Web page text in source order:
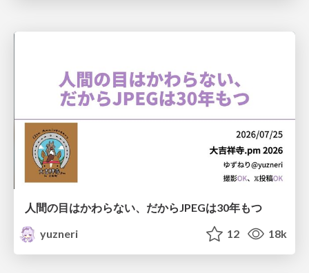
人間の目はかわらない、だからJPEGは30年もつ
yuzneri
12 18k